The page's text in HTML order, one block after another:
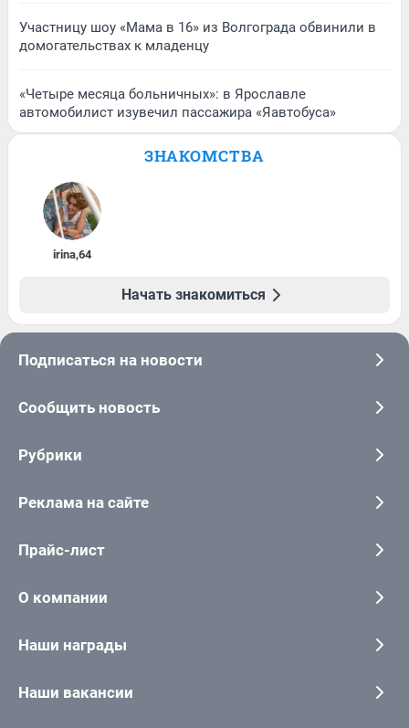
Участницу шоу «Мама в 16» из Волгограда обвинили в
домогательствах к младенцу
«Четыре месяца больничных»: в Ярославле
автомобилист изувечил пассажира «Яавтобуса»
ЗНАКОМСТВА
irina,64
Начать знакомиться
Подписаться на новости
Сообщить новость
Рубрики
Реклама на сайте
Прайс-лист
О компании
Наши награды
Наши вакансии